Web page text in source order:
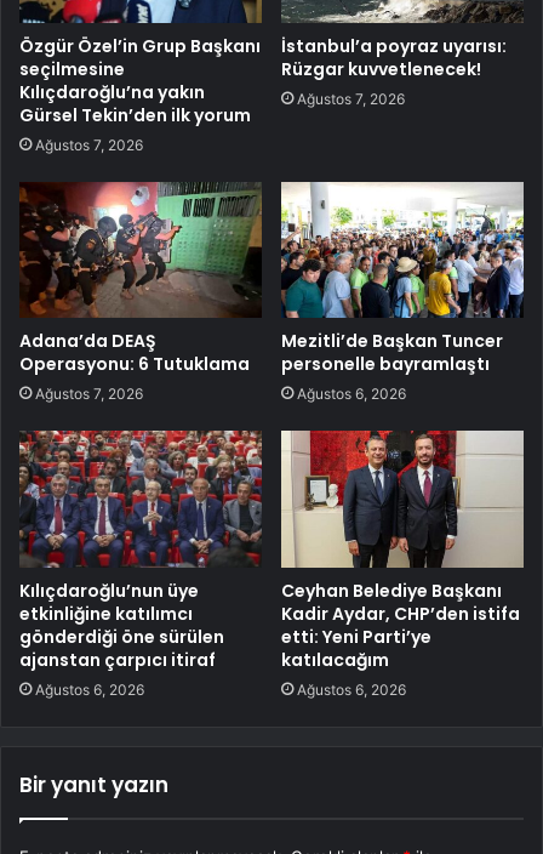
Özgür Özel’in Grup Başkanı
seçilmesine
Kılıçdaroğlu’na yakın
Gürsel Tekin’den ilk yorum
Ağustos 7, 2026
İstanbul’a poyraz uyarısı:
Rüzgar kuvvetlenecek!
Ağustos 7, 2026
Adana’da DEAŞ
Operasyonu: 6 Tutuklama
Ağustos 7, 2026
Mezitli’de Başkan Tuncer
personelle bayramlaştı
Ağustos 6, 2026
Kılıçdaroğlu’nun üye
etkinliğine katılımcı
gönderdiği öne sürülen
ajanstan çarpıcı itiraf
Ağustos 6, 2026
Ceyhan Belediye Başkanı
Kadir Aydar, CHP’den istifa
etti: Yeni Parti’ye
katılacağım
Ağustos 6, 2026
Bir yanıt yazın